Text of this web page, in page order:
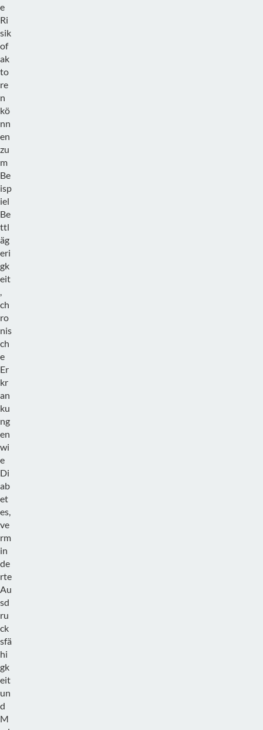
e
Ri
sik
of
ak
to
re
n
kö
nn
en
zu
m
Be
isp
iel
Be
ttl
äg
eri
gk
eit
,
ch
ro
nis
ch
e
Er
kr
an
ku
ng
en
wi
e
Di
ab
et
es,
ve
rm
in
de
rte
Au
sd
ru
ck
sfä
hi
gk
eit
un
d
M